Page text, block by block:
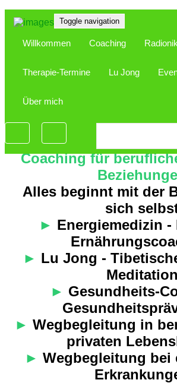
Willkommen Coaching Radionik
Therapie-Termine Lu Jong
Über mich
Toggle navigation
Coaching für
Alles beginnt mit der
sich
► Energiemedizin -
► Lu Jong -
Meditation
► Gesundheits-
► Wegbegleitung in
privaten
► Wegbegleitung bei